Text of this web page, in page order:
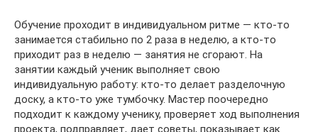
Обучение проходит в индивидуальном ритме — кто-то
занимается стабильно по 2 раза в неделю, а кто-то
приходит раз в неделю — занятия не сгорают. На
занятии каждый ученик выполняет свою
индивидуальную работу: кто-то делает разделочную
доску, а кто-то уже тумбочку. Мастер поочередно
подходит к каждому ученику, проверяет ход выполнения
проекта, подправляет, дает советы, показывает как